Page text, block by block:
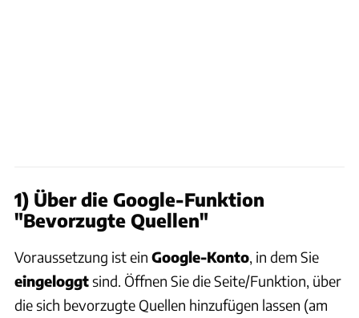
1) Über die Google-Funktion
"Bevorzugte Quellen"
Voraussetzung ist ein Google-Konto, in dem Sie
eingeloggtsind. Öffnen Sie die Seite/Funktion, über
die sich bevorzugte Quellen hinzufügen lassen (am